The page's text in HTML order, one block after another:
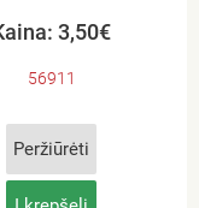
3,50€
56911
Peržiūrėti